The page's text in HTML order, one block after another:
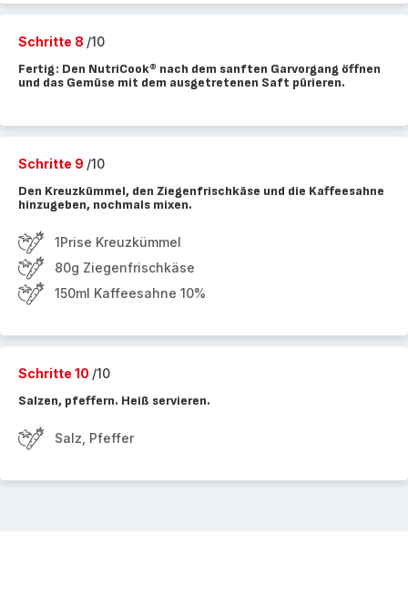
Schritte 8 /10
Fertig: Den NutriCook® nach dem sanften Garvorgang öffnen
und das Gemüse mit dem ausgetretenen Saft pürieren.
Schritte 9 /10
Den Kreuzkümmel, den Ziegenfrischkäse und die Kaffeesahne
hinzugeben, nochmals mixen.
1Prise Kreuzkümmel
80g Ziegenfrischkäse
150ml Kaffeesahne 10%
Schritte 10 /10
Salzen, pfeffern. Heiß servieren.
Salz, Pfeffer